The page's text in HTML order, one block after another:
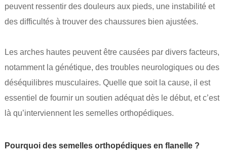
peuvent ressentir des douleurs aux pieds, une instabilité et
des difficultés à trouver des chaussures bien ajustées.
Les arches hautes peuvent être causées par divers facteurs,
notamment la génétique, des troubles neurologiques ou des
déséquilibres musculaires. Quelle que soit la cause, il est
essentiel de fournir un soutien adéquat dès le début, et c’est
là qu’interviennent les semelles orthopédiques.
Pourquoi des semelles orthopédiques en flanelle ?